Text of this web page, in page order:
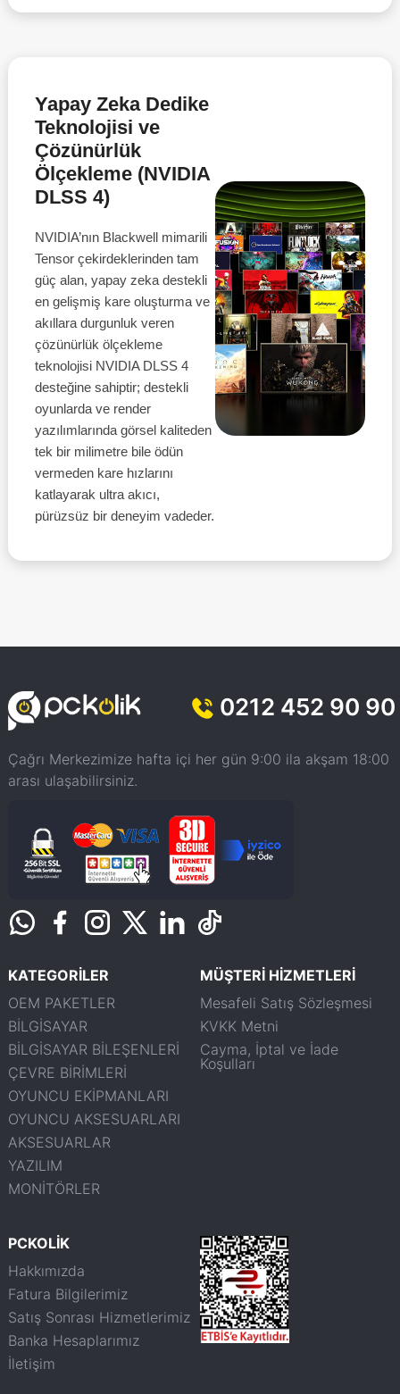
Yapay Zeka Dedike
Teknolojisi ve
Çözünürlük
Ölçekleme (NVIDIA
DLSS 4)
NVIDIA’nın Blackwell mimarili
Tensor çekirdeklerinden tam
güç alan, yapay zeka destekli
en gelişmiş kare oluşturma ve
akıllara durgunluk veren
çözünürlük ölçekleme
teknolojisi NVIDIA DLSS 4
desteğine sahiptir; destekli
oyunlarda ve render
yazılımlarında görsel kaliteden
tek bir milimetre bile ödün
vermeden kare hızlarını
katlayarak ultra akıcı,
pürüzsüz bir deneyim vadeder.
0212 452 90 90
Çağrı Merkezimize hafta içi her gün 9:00 ila akşam 18:00
arası ulaşabilirsiniz.
KATEGORİLER
OEM PAKETLER
BİLGİSAYAR
BİLGİSAYAR BİLEŞENLERİ
ÇEVRE BİRİMLERİ
OYUNCU EKİPMANLARI
OYUNCU AKSESUARLARI
AKSESUARLAR
YAZILIM
MONİTÖRLER
MÜŞTERİ HİZMETLERİ
Mesafeli Satış Sözleşmesi
KVKK Metni
Cayma, İptal ve İade
Koşulları
PCKOLİK
Hakkımızda
Fatura Bilgilerimiz
Satış Sonrası Hizmetlerimiz
Banka Hesaplarımız
İletişim